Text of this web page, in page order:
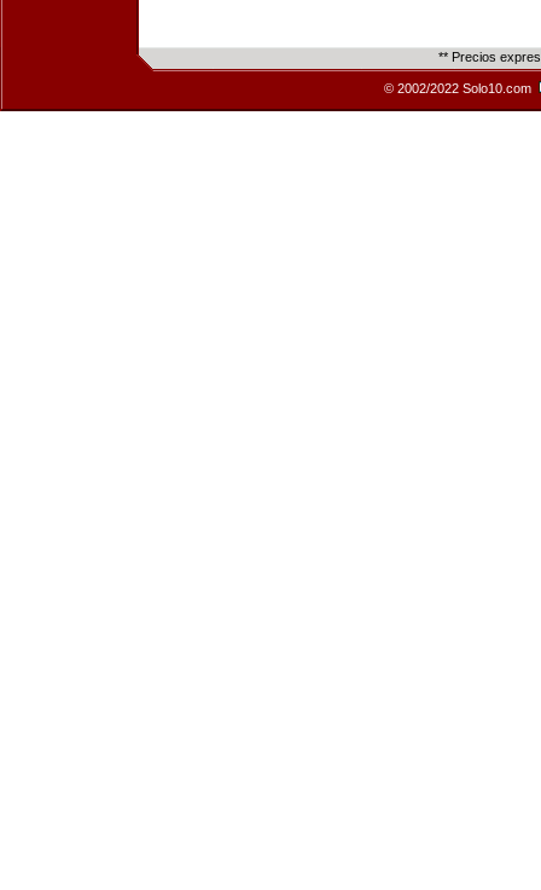
** Precios
© 2002/2022 Solo10.com